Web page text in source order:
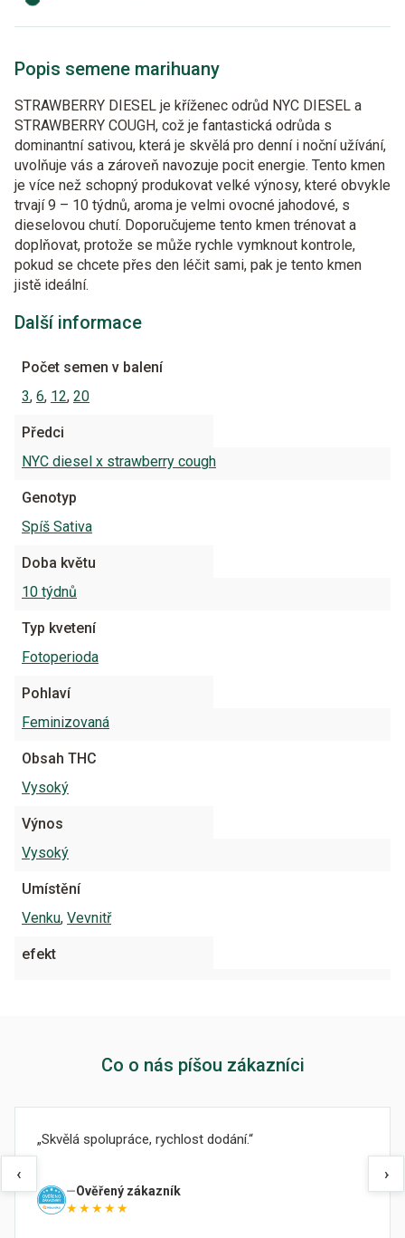
Popis semene marihuany
STRAWBERRY DIESEL je kříženec odrůd NYC DIESEL a
STRAWBERRY COUGH, což je fantastická odrůda s
dominantní sativou, která je skvělá pro denní i noční užívání,
uvolňuje vás a zároveň navozuje pocit energie. Tento kmen
je více než schopný produkovat velké výnosy, které obvykle
trvají 9 – 10 týdnů, aroma je velmi ovocné jahodové, s
dieselovou chutí. Doporučujeme tento kmen trénovat a
doplňovat, protože se může rychle vymknout kontrole,
pokud se chcete přes den léčit sami, pak je tento kmen
jistě ideální.
Další informace
Počet semen v balení
3, 6, 12, 20
Předci
NYC diesel x strawberry cough
Genotyp
Spíš Sativa
Doba květu
10 týdnů
Typ kvetení
Fotoperioda
Pohlaví
Feminizovaná
Obsah THC
Vysoký
Výnos
Vysoký
Umístění
Venku, Vevnitř
efekt
Co o nás píšou zákazníci
‹
Skvělá spolupráce, rychlost dodání.
Ověřený zákazník
★★★★★
›